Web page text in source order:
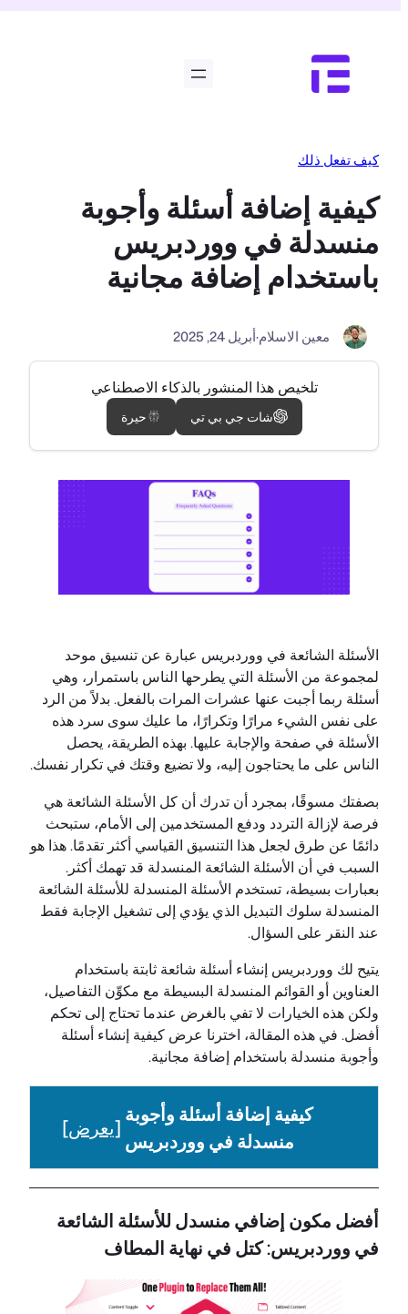
كيف تفعل ذلك
كيفية إضافة أسئلة وأجوبة
منسدلة في ووردبريس
باستخدام إضافة مجانية
معين الاسلام·أبريل 24, 2025
تلخيص هذا المنشور بالذكاء الاصطناعي
شات جي بي تي حيرة
الأسئلة الشائعة في ووردبريس عبارة عن تنسيق موحد
لمجموعة من الأسئلة التي يطرحها الناس باستمرار، وهي
أسئلة ربما أجبت عنها عشرات المرات بالفعل. بدلاً من الرد
على نفس الشيء مرارًا وتكرارًا، ما عليك سوى سرد هذه
الأسئلة في صفحة والإجابة عليها. بهذه الطريقة، يحصل
الناس على ما يحتاجون إليه، ولا تضيع وقتك في تكرار نفسك.
بصفتك مسوقًا، بمجرد أن تدرك أن كل الأسئلة الشائعة هي
فرصة لإزالة التردد ودفع المستخدمين إلى الأمام، ستبحث
دائمًا عن طرق لجعل هذا التنسيق القياسي أكثر تقدمًا. هذا هو
السبب في أن الأسئلة الشائعة المنسدلة قد تهمك أكثر.
بعبارات بسيطة، تستخدم الأسئلة المنسدلة للأسئلة الشائعة
المنسدلة سلوك التبديل الذي يؤدي إلى تشغيل الإجابة فقط
عند النقر على السؤال.
يتيح لك ووردبريس إنشاء أسئلة شائعة ثابتة باستخدام
العناوين أو القوائم المنسدلة البسيطة مع مكوِّن التفاصيل،
ولكن هذه الخيارات لا تفي بالغرض عندما تحتاج إلى تحكم
أفضل. في هذه المقالة، اخترنا عرض كيفية إنشاء أسئلة
وأجوبة منسدلة باستخدام إضافة مجانية.
كيفية إضافة أسئلة وأجوبة
منسدلة في ووردبريس
[يعرض]
أفضل مكون إضافي منسدل للأسئلة الشائعة
في ووردبريس: كتل في نهاية المطاف